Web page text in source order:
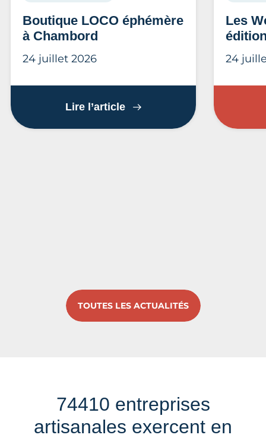
Boutique LOCO éphémère
à Chambord
24 juillet 2026
Lire l’articleBoutique LOCO éphémère
Les
24
TOUTES LES ACTUALITÉS
74410 entreprises
artisanales exercent en